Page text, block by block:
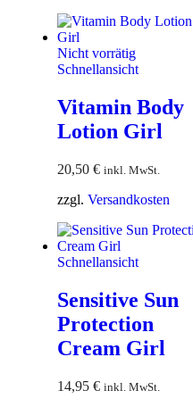
Nicht vorrätig
Schnellansicht
Vitamin Body
Lotion Girl
20,50 € inkl. MwSt.
zzgl. Versandkosten
Schnellansicht
Sensitive Sun
Protection
Cream Girl
14,95 € inkl. MwSt.